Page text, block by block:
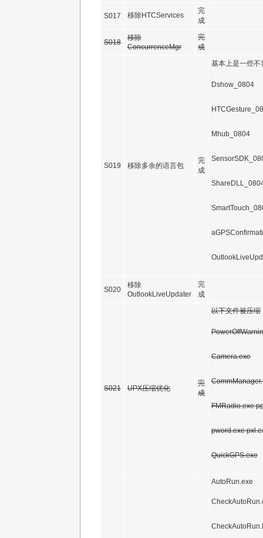
S017 移除HTCServices
完
成
S018
移除
ConcurrenceMgr
完
成
S019 移除多余的语言包
完
成
基本上是一些不
Dshow_0804
Mhub_0804
S020
移除
OutlookLiveUpdater
完
成
S021 UPX压缩优化
完
成
以下文件被压缩
Camera.exe
FMRadio.exe
pword.exe
QuickGPS.exe
AutoRun.exe